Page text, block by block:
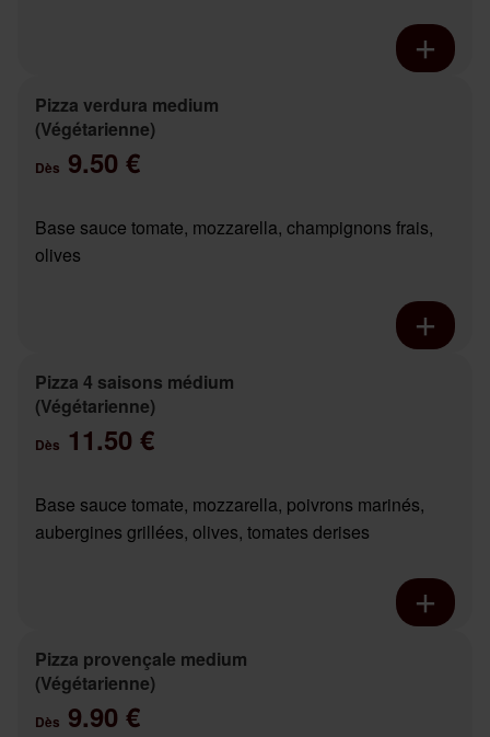
Pizza verdura medium
(Végétarienne)
Dès 9.50 €
Base sauce tomate, mozzarella, champignons frais,
olives
Pizza 4 saisons médium
(Végétarienne)
Dès 11.50 €
Base sauce tomate, mozzarella, poivrons marinés,
aubergines grillées, olives, tomates derises
Pizza provençale medium
(Végétarienne)
Dès 9.90 €